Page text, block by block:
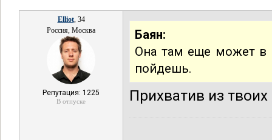
Elliot, 34
Россия, Москва
Репутация: 1225
В отпуске
Баян:
Она там еще может в
пойдешь.
Прихватив из